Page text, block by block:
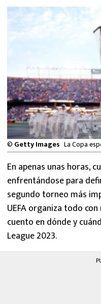
MEXICANOS EN EL
FÓRMULA 1
BOXEO
LIGA MX
NFL
© Getty Images La Copa
En apenas unas horas,
enfrentándose para
segundo torneo más
UEFA organiza todo
cuento en dónde y
League 2023.